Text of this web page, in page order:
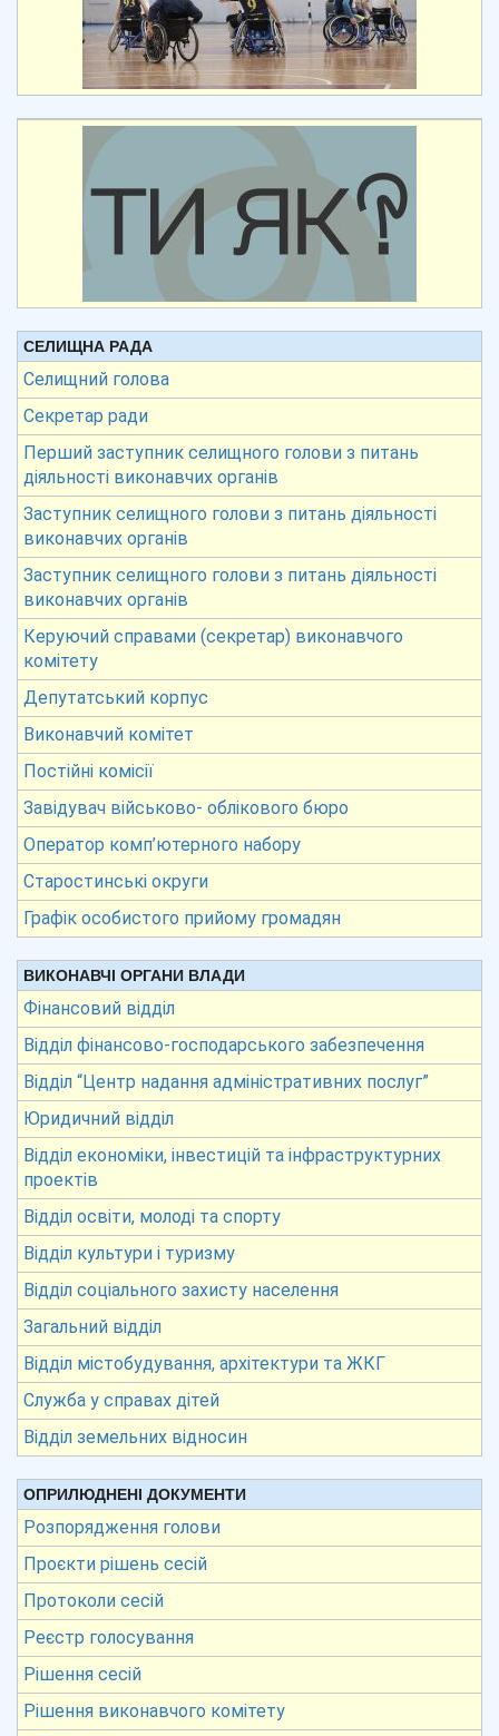
СЕЛИЩНА РАДА
Селищний голова
Секретар ради
Перший заступник селищного голови з питань
діяльності виконавчих органів
Заступник селищного голови з питань діяльності
виконавчих органів
Заступник селищного голови з питань діяльності
виконавчих органів
Керуючий справами (секретар) виконавчого
комітету
Депутатський корпус
Виконавчий комітет
Постійні комісії
Завідувач військово- облікового бюро
Оператор комп’ютерного набору
Старостинські округи
Графік особистого прийому громадян
ВИКОНАВЧІ ОРГАНИ ВЛАДИ
Фінансовий відділ
Відділ фінансово-господарського забезпечення
Відділ “Центр надання адміністративних послуг”
Юридичний відділ
Відділ економіки, інвестицій та інфраструктурних
проектів
Відділ освіти, молоді та спорту
Відділ культури і туризму
Відділ соціального захисту населення
Загальний відділ
Відділ містобудування, архітектури та ЖКГ
Служба у справах дітей
Відділ земельних відносин
ОПРИЛЮДНЕНІ ДОКУМЕНТИ
Розпорядження голови
Проєкти рішень сесій
Протоколи сесій
Реєстр голосування
Рішення сесій
Рішення виконавчого комітету